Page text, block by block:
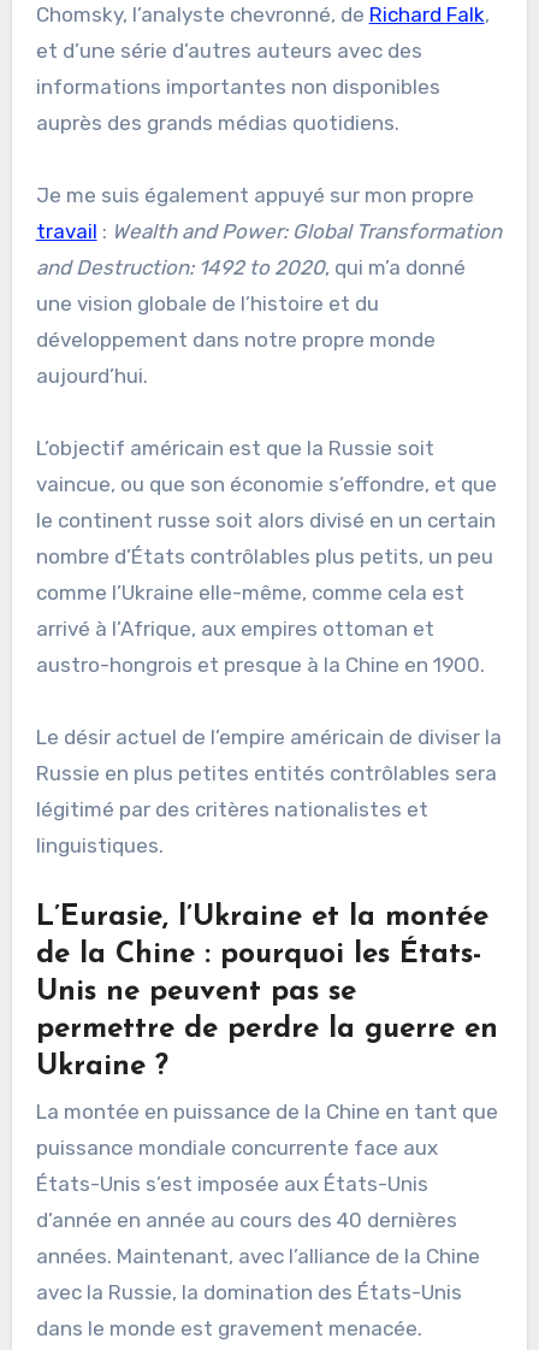
Chomsky, l’analyste chevronné, de Richard Falk,
et d’une série d’autres auteurs avec des
informations importantes non disponibles
auprès des grands médias quotidiens.
Je me suis également appuyé sur mon propre
travail : Wealth and Power: Global Transformation
and Destruction: 1492 to 2020, qui m’a donné
une vision globale de l’histoire et du
développement dans notre propre monde
aujourd’hui.
L’objectif américain est que la Russie soit
vaincue, ou que son économie s’effondre, et que
le continent russe soit alors divisé en un certain
nombre d’États contrôlables plus petits, un peu
comme l’Ukraine elle-même, comme cela est
arrivé à l’Afrique, aux empires ottoman et
austro-hongrois et presque à la Chine en 1900.
Le désir actuel de l’empire américain de diviser la
Russie en plus petites entités contrôlables sera
légitimé par des critères nationalistes et
linguistiques.
L’Eurasie, l’Ukraine et la montée
de la Chine : pourquoi les États-
Unis ne peuvent pas se
permettre de perdre la guerre en
Ukraine ?
La montée en puissance de la Chine en tant que
puissance mondiale concurrente face aux
États-Unis s’est imposée aux États-Unis
d’année en année au cours des 40 dernières
années. Maintenant, avec l’alliance de la Chine
avec la Russie, la domination des États-Unis
dans le monde est gravement menacée.